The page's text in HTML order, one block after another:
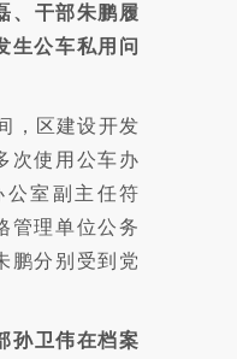
、干部朱鹏履
生公车私用问
，区建设开发
次使用公车办
室副主任符
管理单位公务
鹏分别受到党
孙卫伟在档案